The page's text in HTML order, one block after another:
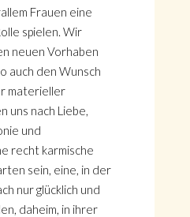
Frauen eine
spielen. Wir
neuen Vorhaben
auch den Wunsch
materieller
uns nach Liebe,
und
recht karmische
sein, eine, in der
nur glücklich und
daheim, in ihrer